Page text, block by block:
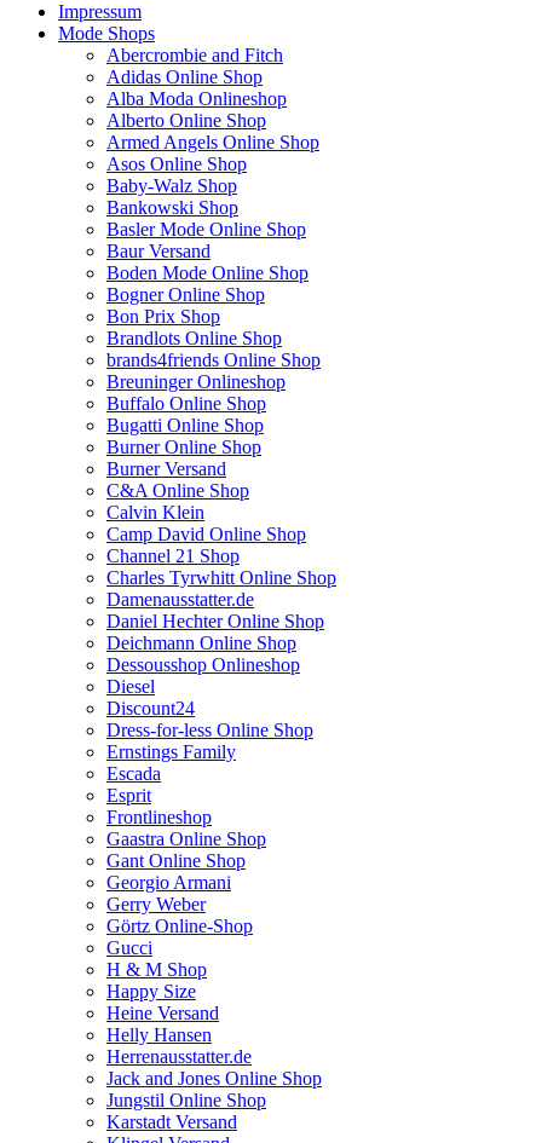
Impressum
Mode Shops
Abercrombie and Fitch
Adidas Online Shop
Alba Moda Onlineshop
Alberto Online Shop
Armed Angels Online Shop
Asos Online Shop
Baby-Walz Shop
Bankowski Shop
Basler Mode Online Shop
Baur Versand
Boden Mode Online Shop
Bogner Online Shop
Bon Prix Shop
Brandlots Online Shop
brands4friends Online Shop
Breuninger Onlineshop
Buffalo Online Shop
Bugatti Online Shop
Burner Online Shop
Burner Versand
C&A Online Shop
Calvin Klein
Camp David Online Shop
Channel 21 Shop
Charles Tyrwhitt Online Shop
Damenausstatter.de
Daniel Hechter Online Shop
Deichmann Online Shop
Dessousshop Onlineshop
Diesel
Discount24
Dress-for-less Online Shop
Ernstings Family
Escada
Esprit
Frontlineshop
Gaastra Online Shop
Gant Online Shop
Georgio Armani
Gerry Weber
Görtz Online-Shop
Gucci
H & M Shop
Happy Size
Heine Versand
Helly Hansen
Herrenausstatter.de
Jack and Jones Online Shop
Jungstil Online Shop
Karstadt Versand